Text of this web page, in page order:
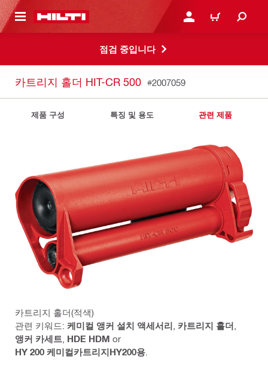
으로 건너뛰기 로그인 또는 회원가입
장바구니
점검 중입니다
카트리지 홀더 HIT-CR 500 #2007059
제품 구성 특징 및 용도 관련 제품
카트리지 홀더(적색)
관련 키워드: 케미컬 앵커 설치 액세서리 카트리지 홀더
앵커 카세트 HDE HDM or
HY 200 케미컬카트리지HY200용